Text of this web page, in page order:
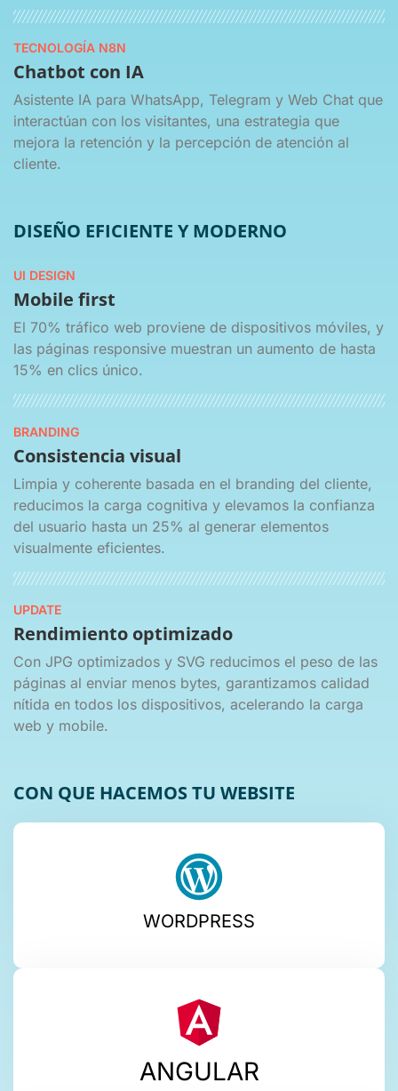
TECNOLOGÍA N8N
Chatbot con IA
Asistente IA para WhatsApp, Telegram y Web Chat que
interactúan con los visitantes, una estrategia que
mejora la retención y la percepción de atención al
cliente.
DISEÑO EFICIENTE Y MODERNO
UI DESIGN
Mobile first
El 70% tráfico web proviene de dispositivos móviles, y
las páginas responsive muestran un aumento de hasta
15% en clics único.
BRANDING
Consistencia visual
Limpia y coherente basada en el branding del cliente,
reducimos la carga cognitiva y elevamos la confianza
del usuario hasta un 25% al generar elementos
visualmente eficientes.
UPDATE
Rendimiento optimizado
Con JPG optimizados y SVG reducimos el peso de las
páginas al enviar menos bytes, garantizamos calidad
nítida en todos los dispositivos, acelerando la carga
web y mobile.
CON QUE HACEMOS TU WEBSITE
WORDPRESS
ANGULAR